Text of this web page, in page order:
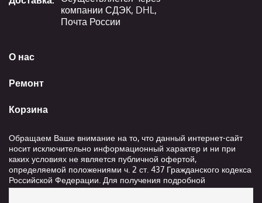
О нас
Ремонт
Корзина
компании СДЭК, DHL,
Почта России
Обращаем Ваше внимание на то, что данный интернет-сайт
носит исключительно информационный характер и ни при
каких условиях не является публичной офертой,
определяемой положениями ч. 2 ст. 437 Гражданского кодекса
Российской Федерации. Для получения подробной
информации о стоимости и сроках выполнения услуг,